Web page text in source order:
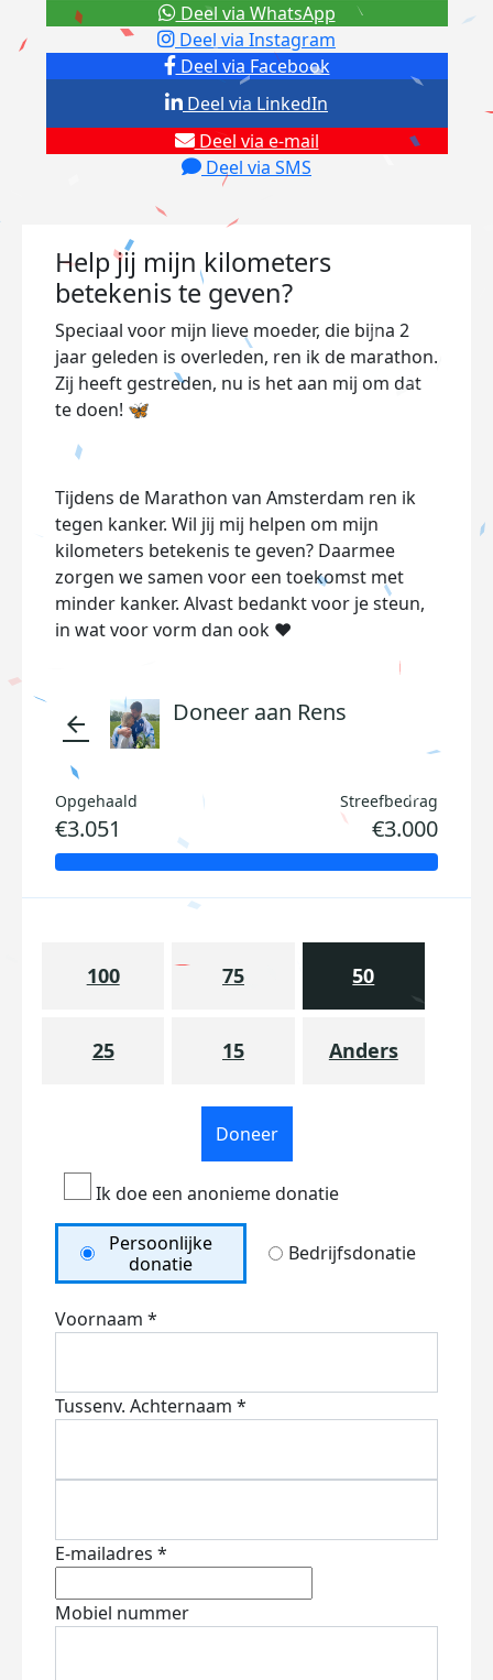
Deel via Facebook
Deel via Instagram
Deel via e-mail
Deel via SMS
Deel via LinkedIn
Deel via WhatsApp
Help jij mijn kilometers
betekenis te geven?
Speciaal voor mijn lieve moeder, die bijna 2
jaar geleden is overleden, ren ik de marathon.
Zij heeft gestreden, nu is het aan mij om dat
te doen! 🦋
Tijdens de Marathon van Amsterdam ren ik
tegen kanker. Wil jij mij helpen om mijn
kilometers betekenis te geven? Daarmee
zorgen we samen voor een toekomst met
minder kanker. Alvast bedankt voor je steun,
in wat voor vorm dan ook ❤️
arrow_back Doneer aan Rens
Opgehaald
€3.051
Streefbedrag
€3.000
100 75 50
25 15 Anders
Doneer
Ik doe een anonieme donatie
Persoonlijke
donatie
Bedrijfsdonatie
Voornaam *
Tussenv. Achternaam *
E-mailadres *
Mobiel nummer